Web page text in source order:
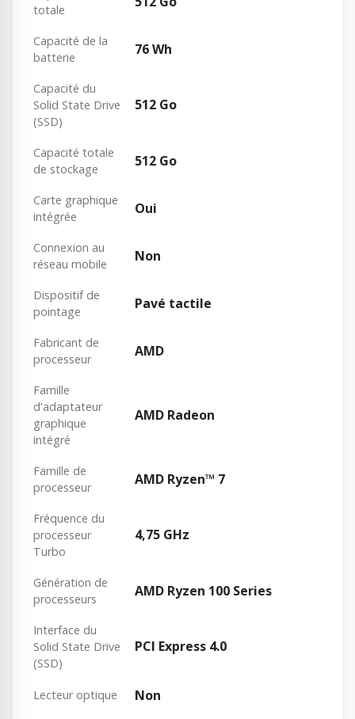
totale
Capacité de la
batterie
76 Wh
Capacité du
Solid State Drive
(SSD)
512 Go
Capacité totale
de stockage
512 Go
Carte graphique
intégrée
Oui
Connexion au
réseau mobile
Non
Dispositif de
pointage
Pavé tactile
Fabricant de
processeur
AMD
Famille
d'adaptateur
graphique
intégré
AMD Radeon
Famille de
processeur
AMD Ryzen™ 7
Fréquence du
processeur
Turbo
4,75 GHz
Génération de
processeurs
AMD Ryzen 100 Series
Interface du
Solid State Drive
(SSD)
PCI Express 4.0
Lecteur optique Non